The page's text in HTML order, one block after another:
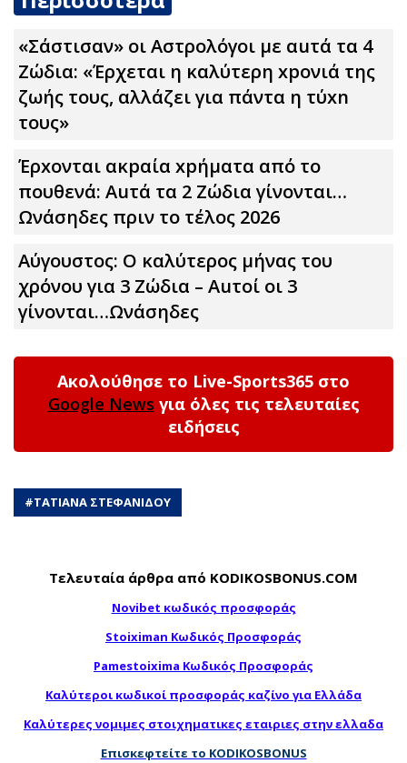
«Σάστισαν» οι Αστρολόγοι με αuτά τα 4
Zώδια: «Έρχεται η καλύτερη xpoνιά της
ζωής τους, αλλάζει για πάντα η τύxn
τους»
Έρxoνται ακpαία xpήματα από το
πουθενά: Αuτά τα 2 Zώδια γίνονται…
Ωνάσηδες πριν το τέλος 2026
Αύγουστος: Ο καλύτερος μήνας του
χρόνου για 3 Zώδια – Αuτοί οι 3
γίνονται…Ωνάσηδες
Ακολούθησε το Live-Sports365 στο
Google News για όλες τις τελευταίες
ειδήσεις
#ΤΑΤΙΑΝΑ ΣΤΕΦΑΝΙΔΟΥ
Τελευταία άρθρα από KODIKOSBONUS.COM
Novibet κωδικός προσφοράς
Stoiximan Κωδικός Προσφοράς
Pamestoixima Κωδικός Προσφοράς
Καλύτεροι κωδικοί προσφοράς καζίνο για Ελλάδα
Καλύτερες νομιμες στοιχηματικες εταιριες στην ελλαδα
Επισκεφτείτε το KODIKOSBONUS